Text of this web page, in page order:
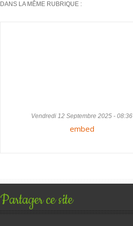
DANS LA MÊME RUBRIQUE :
Vendredi 12 Septembre 2025 - 08:36
embed
Partager ce site